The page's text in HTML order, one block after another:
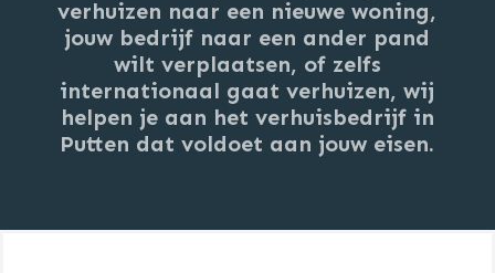
verhuizen naar een nieuwe woning,
jouw bedrijf naar een ander pand
wilt verplaatsen, of zelfs
internationaal gaat verhuizen, wij
helpen je aan het verhuisbedrijf in
Putten dat voldoet aan jouw eisen.